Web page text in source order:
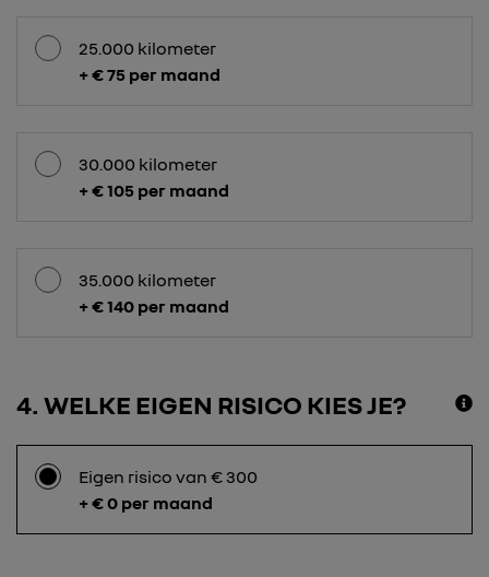
25.000 kilometer
+ € 75 per maand
30.000 kilometer
+ € 105 per maand
35.000 kilometer
+ € 140 per maand
4 WELKE EIGEN RISICO KIES JE?
Eigen risico van € 300
+ € 0 per maand